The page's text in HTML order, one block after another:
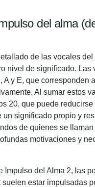
del alma
de las vocales del
nivel de significado. Las
A y E, que corresponden
Al sumar estos
20, que puede reducirse
un significado propio y
de quienes se
motivaciones y
Impulso del Alma 2, las
estar impulsadas